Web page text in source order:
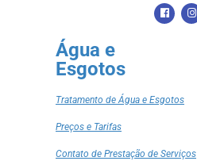
Água e
Esgotos
Tratamento de Água e Esgotos
Preços e Tarifas
Contato de Prestação de Serviços